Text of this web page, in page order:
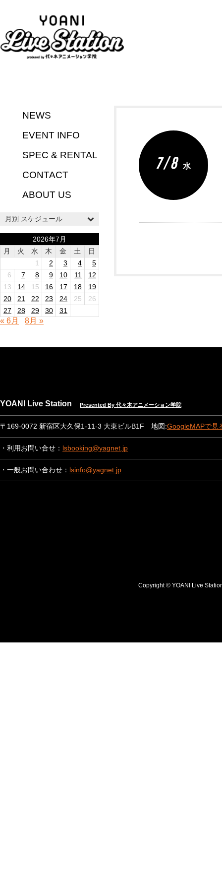
NEWS
EVENT INFO
SPEC & RENTAL
CONTACT
ABOUT US
月別 スケジュール
2026年7月
月
火 水 木 金 土
日
1
2 3 4
5
6
7 8 9 10 11
12
13
14 15 16 17 18
19
20
21 22 23 24 25
26
27
28 29 30 31
« 6月 8月 »
7 / 8 水
YOANI Live Station Presented By 代々木アニメーション学院
〒169-0072 新宿区大久保1-11-3 大東ビルB1F 地図:GoogleMAPで見
・利用お問い合せ： lsbooking@yagnet.jp
・一般お問い合わせ： lsinfo@yagnet.jp
Copyright © YOANI Live